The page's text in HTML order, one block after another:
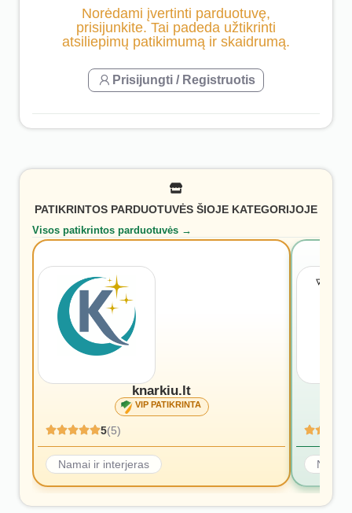
Norėdami įvertinti parduotuvę,
prisijunkite. Tai padeda užtikrinti
atsiliepimų patikimumą ir skaidrumą.
Prisijungti / Registruotis
PATIKRINTOS PARDUOTUVĖS ŠIOJE KATEGORIJOJE
Visos patikrintos parduotuvės →
knarkiu.lt
VIP PATIKRINTA
5(5)
Namai ir interjeras